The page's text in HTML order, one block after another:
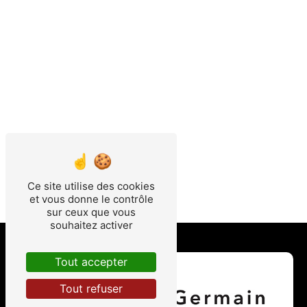
Ce site utilise des cookies
et vous donne le contrôle
sur ceux que vous
souhaitez activer
Tout accepter
Tout refuser